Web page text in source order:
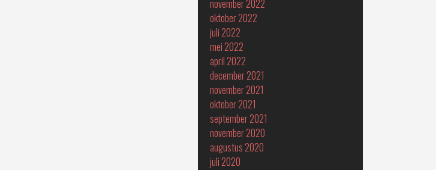
november 2022
oktober 2022
juli 2022
mei 2022
april 2022
december 2021
november 2021
oktober 2021
september 2021
november 2020
augustus 2020
juli 2020